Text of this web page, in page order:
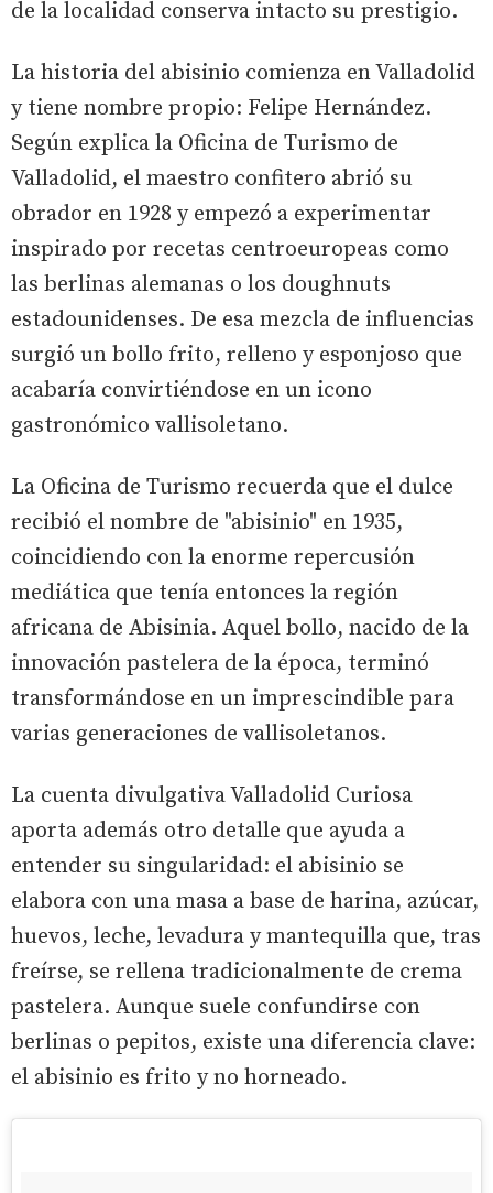
de la localidad conserva intacto su prestigio.
La historia del abisinio comienza en Valladolid
y tiene nombre propio: Felipe Hernández.
Según explica la Oficina de Turismo de
Valladolid, el maestro confitero abrió su
obrador en 1928 y empezó a experimentar
inspirado por recetas centroeuropeas como
las berlinas alemanas o los doughnuts
estadounidenses. De esa mezcla de influencias
surgió un bollo frito, relleno y esponjoso que
acabaría convirtiéndose en un icono
gastronómico vallisoletano.
La Oficina de Turismo recuerda que el dulce
recibió el nombre de "abisinio" en 1935,
coincidiendo con la enorme repercusión
mediática que tenía entonces la región
africana de Abisinia. Aquel bollo, nacido de la
innovación pastelera de la época, terminó
transformándose en un imprescindible para
varias generaciones de vallisoletanos.
La cuenta divulgativa Valladolid Curiosa
aporta además otro detalle que ayuda a
entender su singularidad: el abisinio se
elabora con una masa a base de harina, azúcar,
huevos, leche, levadura y mantequilla que, tras
freírse, se rellena tradicionalmente de crema
pastelera. Aunque suele confundirse con
berlinas o pepitos, existe una diferencia clave:
el abisinio es frito y no horneado.